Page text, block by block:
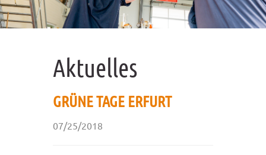
Aktuelles
GRÜNE TAGE ERFURT
07/25/2018